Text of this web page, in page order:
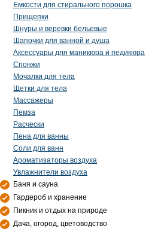
Емкости для стирального порошка
Прищепки
Шнуры и веревки бельевые
Шапочки для ванной и душа
Аксессуары для маникюра и педикюра
Спонжи
Мочалки для тела
Щетки для тела
Массажеры
Пемза
Расчески
Пена для ванны
Соли для ванн
Ароматизаторы воздуха
Увлажнители воздуха
Баня и сауна
Гардероб и хранение
Пикник и отдых на природе
Дача, огород, цветоводство